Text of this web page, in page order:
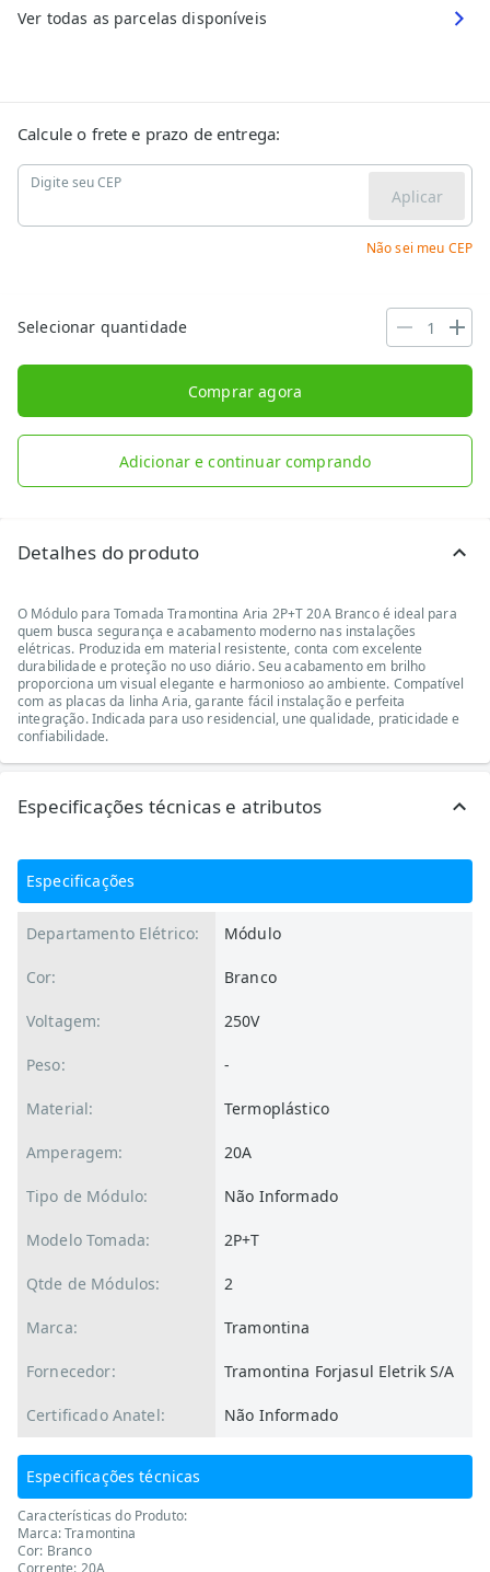
Ver todas as parcelas disponíveis
Calcule o frete e prazo de entrega:
Digite seu CEP
Aplicar
Não sei meu CEP
Selecionar quantidade
Comprar agora
Adicionar e continuar comprando
Detalhes do produto
O Módulo para Tomada Tramontina Aria 2P+T 20A Branco é ideal para
quem busca segurança e acabamento moderno nas instalações
elétricas. Produzida em material resistente, conta com excelente
durabilidade e proteção no uso diário. Seu acabamento em brilho
proporciona um visual elegante e harmonioso ao ambiente. Compatível
com as placas da linha Aria, garante fácil instalação e perfeita
integração. Indicada para uso residencial, une qualidade, praticidade e
confiabilidade.
Especificações técnicas e atributos
Especificações
Departamento Elétrico: Módulo
Cor: Branco
Voltagem: 250V
Peso: -
Material: Termoplástico
Amperagem: 20A
Tipo de Módulo: Não Informado
Modelo Tomada: 2P+T
Qtde de Módulos: 2
Marca: Tramontina
Fornecedor: Tramontina Forjasul Eletrik S/A
Certificado Anatel: Não Informado
Especificações técnicas
Características do Produto:
Marca: Tramontina
Cor: Branco
Corrente: 20A